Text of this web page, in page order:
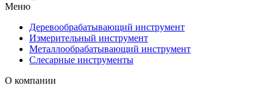
Меню
Деревообрабатывающий инструмент
Измерительный инструмент
Металлообрабатывающий инструмент
Слесарные инструменты
О компании